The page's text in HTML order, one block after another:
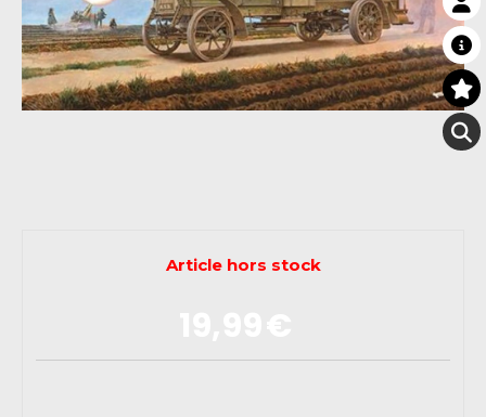
Article hors stock